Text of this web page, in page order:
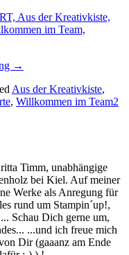
„Und
wieder:
Herzlich
→
Aus der Kreativkiste,
, Willkommen im Team2
Timm, unabhängige
bei Kiel. Auf meiner
Werke als Anregung für
rund um Stampin´up!,
Schau Dich gerne um,
...und ich freue mich
Dir (gaaanz am Ende